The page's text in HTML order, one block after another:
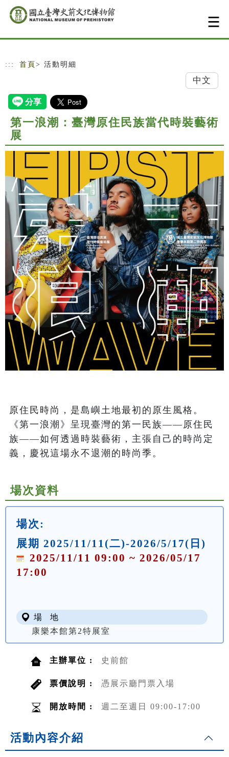
跳到主要內容
網站導覽
::: 首頁 > 活動明細
中文
第一浪潮：臺灣原住民族當代時裝藝術
展
原住民時尚，是島嶼土地最初的原生風格。
《第一浪潮》呈現臺灣的第一民族——原住民
族——如何透過時裝藝術，主張自己的時尚定
義，慶祝這場永不退潮的時尚季。
場次資料
場次:
展期 2025/11/11(二)-2026/5/17(日)
2025/11/11 09:00 ~ 2026/05/17
17:00
場 地
康樂本館第2特展室
主辦單位 : 史前館
票價說明 : 憑展示廳門票入場
開放時間 : 週二至週日 09:00-17:00
活動內容介紹